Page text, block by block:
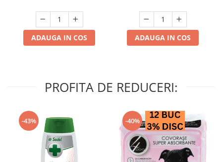
ADAUGA IN COS ADAUGA IN COS
PROFITA DE REDUCERI:
-43% -40%